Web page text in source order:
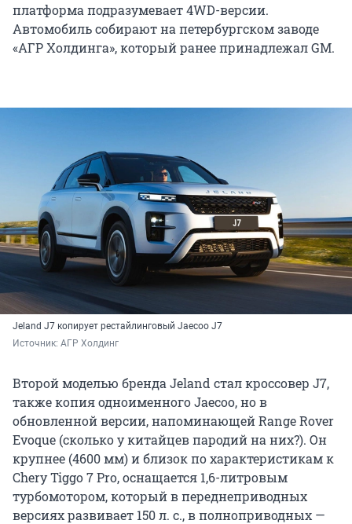
платформа подразумевает 4WD-версии.
Автомобиль собирают на петербургском заводе
«АГР Холдинга», который ранее принадлежал GM.
Jeland J7 копирует рестайлинговый Jaecoo J7
Источник: АГР Холдинг
Второй моделью бренда Jeland стал кроссовер J7,
также копия одноименного Jaecoo, но в
обновленной версии, напоминающей Range Rover
Evoque (сколько у китайцев пародий на них?). Он
крупнее (4600 мм) и близок по характеристикам к
Chery Tiggo 7 Pro, оснащается 1,6-литровым
турбомотором, который в переднеприводных
версиях развивает 150 л. с., в полноприводных —